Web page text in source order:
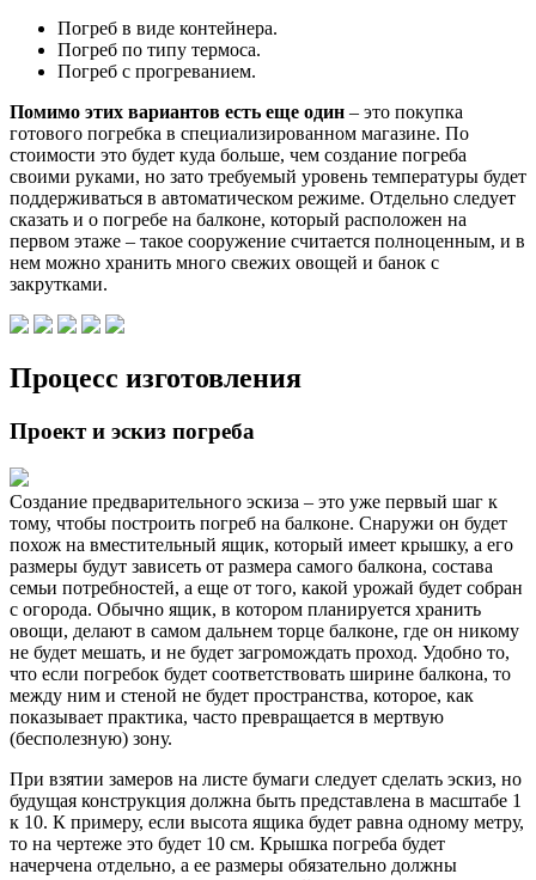
Погреб в виде контейнера.
Погреб по типу термоса.
Погреб с прогреванием.
Помимо этих вариантов есть еще один – это покупка
готового погребка в специализированном магазине. По
стоимости это будет куда больше, чем создание погреба
своими руками, но зато требуемый уровень температуры будет
поддерживаться в автоматическом режиме. Отдельно следует
сказать и о погребе на балконе, который расположен на
первом этаже – такое сооружение считается полноценным, и в
нем можно хранить много свежих овощей и банок с
закрутками.
Процесс изготовления
Проект и эскиз погреба
Создание предварительного эскиза – это уже первый шаг к
тому, чтобы построить погреб на балконе. Снаружи он будет
похож на вместительный ящик, который имеет крышку, а его
размеры будут зависеть от размера самого балкона, состава
семьи потребностей, а еще от того, какой урожай будет собран
с огорода. Обычно ящик, в котором планируется хранить
овощи, делают в самом дальнем торце балконе, где он никому
не будет мешать, и не будет загромождать проход. Удобно то,
что если погребок будет соответствовать ширине балкона, то
между ним и стеной не будет пространства, которое, как
показывает практика, часто превращается в мертвую
(бесполезную) зону.
При взятии замеров на листе бумаги следует сделать эскиз, но
будущая конструкция должна быть представлена в масштабе 1
к 10. К примеру, если высота ящика будет равна одному метру,
то на чертеже это будет 10 см. Крышка погреба будет
начерчена отдельно, а ее размеры обязательно должны